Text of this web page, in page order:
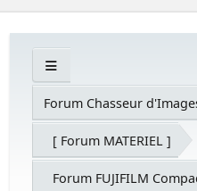
Forum Chasseur
[ Forum MATERIEL ]
Forum FUJIFILM